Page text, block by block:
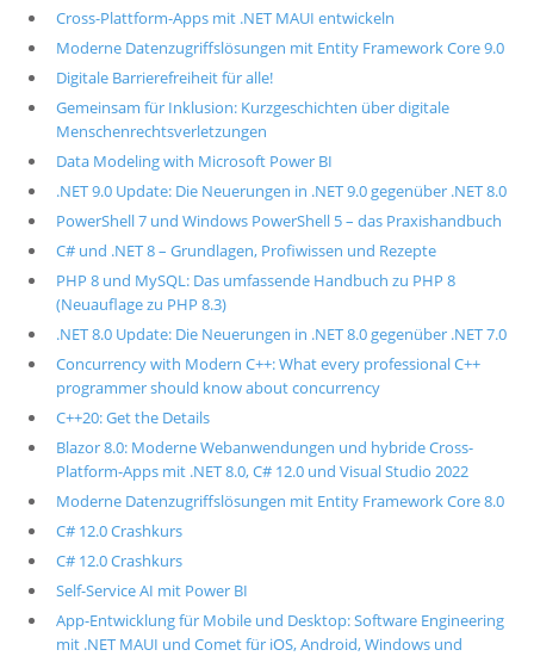
Cross-Plattform-Apps mit .NET MAUI entwickeln
Moderne Datenzugriffslösungen mit Entity Framework Core 9.0
Digitale Barrierefreiheit für alle!
Gemeinsam für Inklusion: Kurzgeschichten über digitale
Menschenrechtsverletzungen
Data Modeling with Microsoft Power BI
.NET 9.0 Update: Die Neuerungen in .NET 9.0 gegenüber .NET 8.0
PowerShell 7 und Windows PowerShell 5 – das Praxishandbuch
C# und .NET 8 – Grundlagen, Profiwissen und Rezepte
PHP 8 und MySQL: Das umfassende Handbuch zu PHP 8
(Neuauflage zu PHP 8.3)
.NET 8.0 Update: Die Neuerungen in .NET 8.0 gegenüber .NET 7.0
Concurrency with Modern C++: What every professional C++
programmer should know about concurrency
C++20: Get the Details
Blazor 8.0: Moderne Webanwendungen und hybride Cross-
Platform-Apps mit .NET 8.0, C# 12.0 und Visual Studio 2022
Moderne Datenzugriffslösungen mit Entity Framework Core 8.0
C# 12.0 Crashkurs
C# 12.0 Crashkurs
Self-Service AI mit Power BI
App-Entwicklung für Mobile und Desktop: Software Engineering
mit .NET MAUI und Comet für iOS, Android, Windows und